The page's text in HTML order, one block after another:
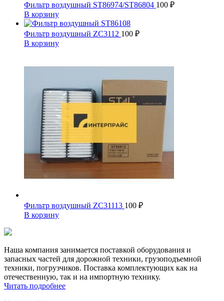
Фильтр воздушный ST86974/ST86804 100 ₽
В корзину
Фильтр воздушный ZC3112 100 ₽
В корзину
Фильтр воздушный ZC31113 100 ₽
В корзину
Наша компания занимается поставкой оборудования и
запасных частей для дорожной техники, грузоподъемной
техники, погрузчиков. Поставка комплектующих как на
отечественную, так и на импортную технику.
Читать подробнее